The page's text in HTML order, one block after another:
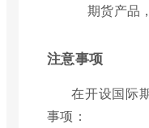
期货产品
注意事项
在开设国际
事项：